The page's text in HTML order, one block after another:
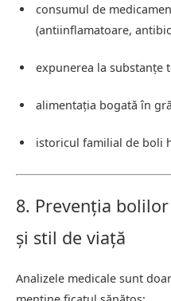
consumul de
(antiinflamatoare,
expunerea la substanțe
alimentația bogată în
istoricul familial de boli
8. Prevenția
și stil de viață
Analizele medicale sunt